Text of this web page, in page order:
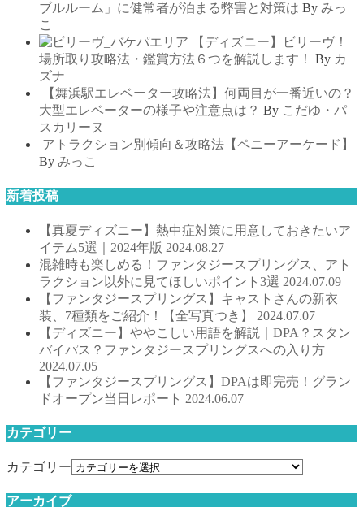
ブルルーム」に健常者が泊まる弊害と対策は By みっ
こ
【ディズニー】ビリーヴ！
場所取り攻略法・鑑賞方法６つを解説します！
By カ
ズナ
【舞浜駅エレベーター攻略法】何両目が一番近いの？
大型エレベーターの様子や注意点は？ By こだゆ・パ
スカリーヌ
アトラクション別傾向＆攻略法【ペニーアーケード】
By みっこ
新着投稿
【真夏ディズニー】熱中症対策に用意しておきたいア
イテム5選｜2024年版 2024.08.27
混雑時も楽しめる！ファンタジースプリングス、アト
ラクション以外に見てほしいポイント3選 2024.07.09
【ファンタジースプリングス】キャストさんの新衣
装、7種類をご紹介！【全写真つき】 2024.07.07
【ディズニー】ややこしい用語を解説｜DPA？スタン
バイパス？ファンタジースプリングスへの入り方
2024.07.05
【ファンタジースプリングス】DPAは即完売！グラン
ドオープン当日レポート 2024.06.07
カテゴリー
カテゴリー
アーカイブ